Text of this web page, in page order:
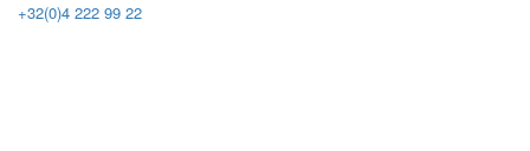
+32(0)4 222 99 22